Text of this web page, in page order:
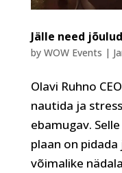
Jälle need jõulud
by WOW Events |
Olavi Ruhno
nautida ja
ebamugav.
plaan on
võimalike